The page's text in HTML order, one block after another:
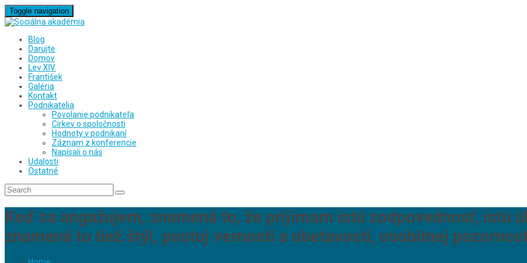
Toggle navigation
Blog
Darujte
Domov
Lev XIV.
František
Galéria
Kontakt
Podnikatelia
Povolanie podnikateľa
Cirkev o spoločnosti
Hodnoty v podnikaní
Záznam z konferencie
Napísali o nás
Udalosti
Ostatné
Keď sa angažujem, znamená to, že prijímam istú zodpovednosť, istú
znamená to tiež štýl, postoj vernosti a obetavosti, osobitnej